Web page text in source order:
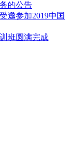
的公告
邀参加2019中国
班圆满完成